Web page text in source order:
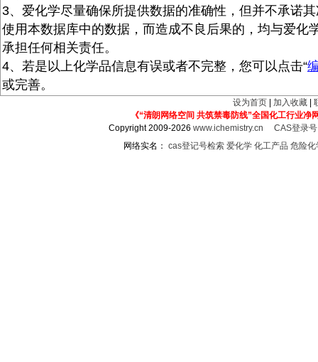
3、爱化学尽量确保所提供数据的准确性，但并不承诺
使用本数据库中的数据，而造成不良后果的，均与爱化
承担任何相关责任。
4、若是以上化学品信息有误或者不完整，您可以点击“
或完善。
设为首页 加入收藏
《“清朗网络空间 共筑禁毒防线”全国化工行业净
Copyright 2009-2026www.ichemistry.cn
CAS登录
网络实名： cas登记号检索 爱化学 化工产品 危险化